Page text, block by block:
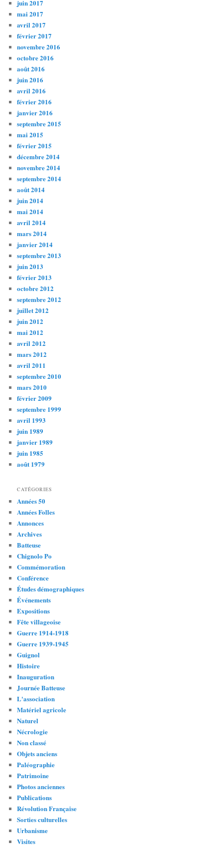
juin 2017
mai 2017
avril 2017
février 2017
novembre 2016
octobre 2016
août 2016
juin 2016
avril 2016
février 2016
janvier 2016
septembre 2015
mai 2015
février 2015
décembre 2014
novembre 2014
septembre 2014
août 2014
juin 2014
mai 2014
avril 2014
mars 2014
janvier 2014
septembre 2013
juin 2013
février 2013
octobre 2012
septembre 2012
juillet 2012
juin 2012
mai 2012
avril 2012
mars 2012
avril 2011
septembre 2010
mars 2010
février 2009
septembre 1999
avril 1993
juin 1989
janvier 1989
juin 1985
août 1979
CATÉGORIES
Années 50
Années Folles
Annonces
Archives
Batteuse
Chignolo Po
Commémoration
Conférence
Études démographiques
Événements
Expositions
Fête villageoise
Guerre 1914-1918
Guerre 1939-1945
Guignol
Histoire
Inauguration
Journée Batteuse
L'association
Matériel agricole
Naturel
Nécrologie
Non classé
Objets anciens
Paléographie
Patrimoine
Photos anciennes
Publications
Révolution Française
Sorties culturelles
Urbanisme
Visites